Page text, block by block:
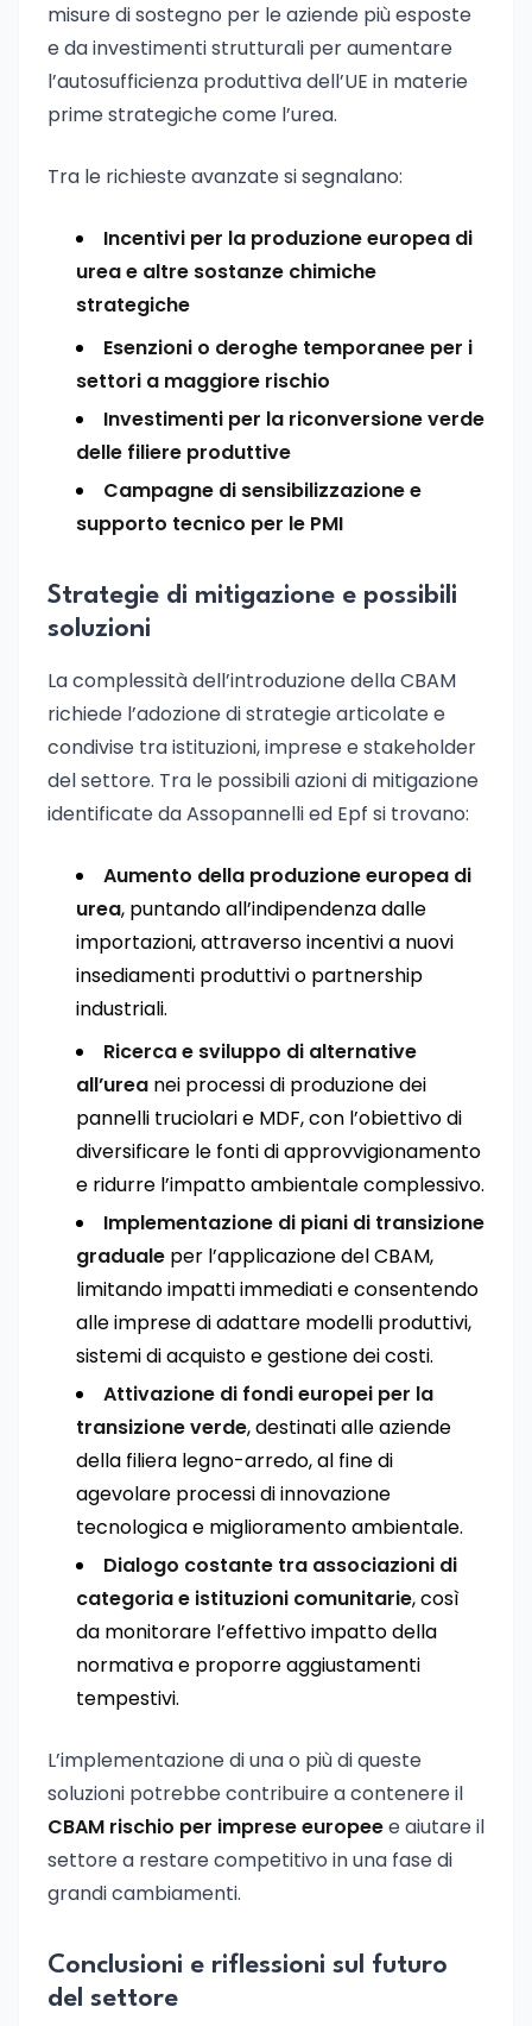
misure di sostegno per le aziende più esposte
e da investimenti strutturali per aumentare
l’autosufficienza produttiva dell’UE in materie
prime strategiche come l’urea.
Tra le richieste avanzate si segnalano:
Incentivi per la produzione europea di
urea e altre sostanze chimiche
strategiche
Esenzioni o deroghe temporanee per i
settori a maggiore rischio
Investimenti per la riconversione verde
delle filiere produttive
Campagne di sensibilizzazione e
supporto tecnico per le PMI
Strategie di mitigazione e possibili
soluzioni
La complessità dell’introduzione della CBAM
richiede l’adozione di strategie articolate e
condivise tra istituzioni, imprese e stakeholder
del settore. Tra le possibili azioni di mitigazione
identificate da Assopannelli ed Epf si trovano:
Aumento della produzione europea di
urea, puntando all’indipendenza dalle
importazioni, attraverso incentivi a nuovi
insediamenti produttivi o partnership
industriali.
Ricerca e sviluppo di alternative
all’urea nei processi di produzione dei
pannelli truciolari e MDF, con l’obiettivo di
diversificare le fonti di approvvigionamento
e ridurre l’impatto ambientale complessivo.
Implementazione di piani di transizione
graduale per l’applicazione del CBAM,
limitando impatti immediati e consentendo
alle imprese di adattare modelli produttivi,
sistemi di acquisto e gestione dei costi.
Attivazione di fondi europei per la
transizione verde, destinati alle aziende
della filiera legno-arredo, al fine di
agevolare processi di innovazione
tecnologica e miglioramento ambientale.
Dialogo costante tra associazioni di
categoria e istituzioni comunitarie, così
da monitorare l’effettivo impatto della
normativa e proporre aggiustamenti
tempestivi.
L’implementazione di una o più di queste
soluzioni potrebbe contribuire a contenere il
CBAM rischio per imprese europeee aiutare il
settore a restare competitivo in una fase di
grandi cambiamenti.
Conclusioni e riflessioni sul futuro
del settore